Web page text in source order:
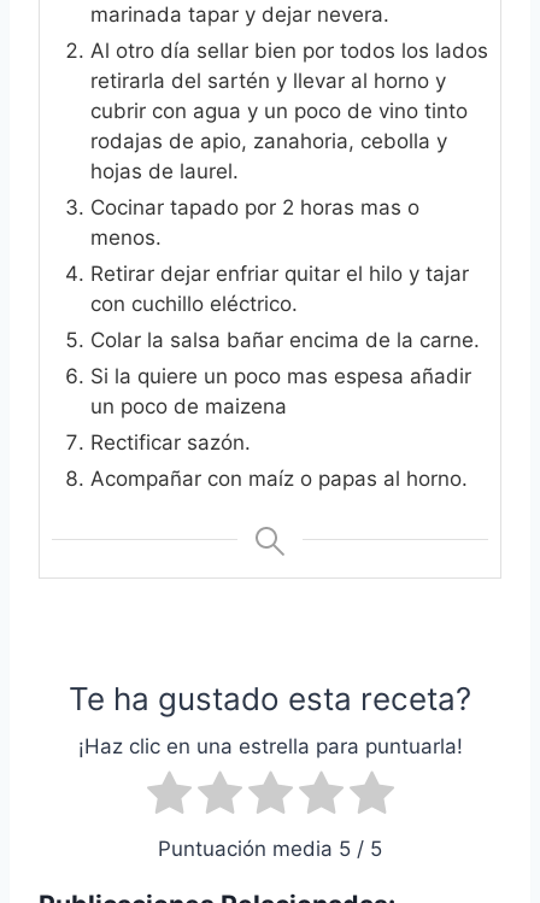
marinada tapar y dejar nevera.
Al otro día sellar bien por todos los lados
retirarla del sartén y llevar al horno y
cubrir con agua y un poco de vino tinto
rodajas de apio, zanahoria, cebolla y
hojas de laurel.
Cocinar tapado por 2 horas mas o
menos.
Retirar dejar enfriar quitar el hilo y tajar
con cuchillo eléctrico.
Colar la salsa bañar encima de la carne.
Si la quiere un poco mas espesa añadir
un poco de maizena
Rectificar sazón.
Acompañar con maíz o papas al horno.
Te ha gustado esta receta?
¡Haz clic en una estrella para puntuarla!
Puntuación media 5 / 5